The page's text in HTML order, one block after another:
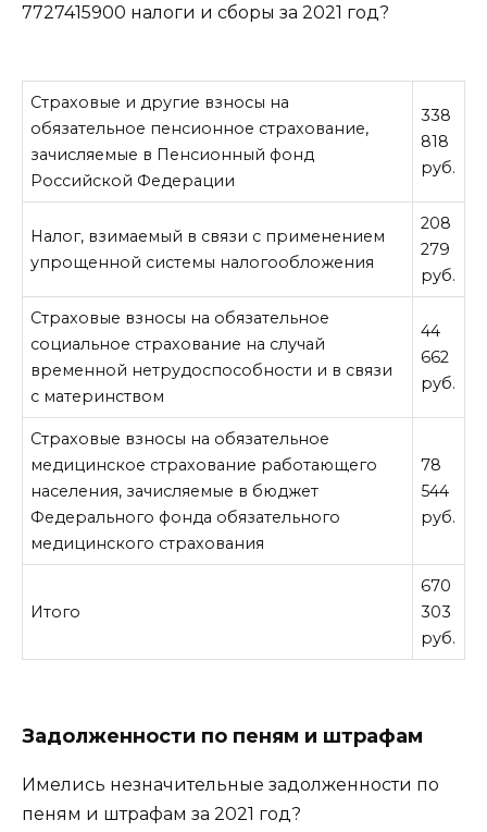
7727415900 налоги и сборы за 2021 год?
Страховые и другие взносы на
обязательное пенсионное страхование,
зачисляемые в Пенсионный фонд
Российской Федерации
338
818
руб.
Налог, взимаемый в связи с применением
упрощенной системы налогообложения
208
279
руб.
Страховые взносы на обязательное
социальное страхование на случай
временной нетрудоспособности и в связи
с материнством
44
662
руб.
Страховые взносы на обязательное
медицинское страхование работающего
населения, зачисляемые в бюджет
Федерального фонда обязательного
медицинского страхования
78
544
руб.
Итого
670
303
руб.
Задолженности по пеням и штрафам
Имелись незначительные задолженности по
пеням и штрафам за 2021 год?